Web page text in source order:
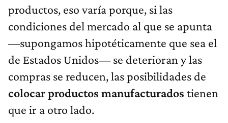
productos, eso varía porque, si las
condiciones del mercado al que se apunta
—supongamos hipotéticamente que sea el
de Estados Unidos— se deterioran y las
compras se reducen, las posibilidades de
colocar productos manufacturados tienen
que ir a otro lado.